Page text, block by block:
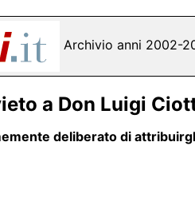
Archivio anni 2002-
a Don Luigi
deliberato di